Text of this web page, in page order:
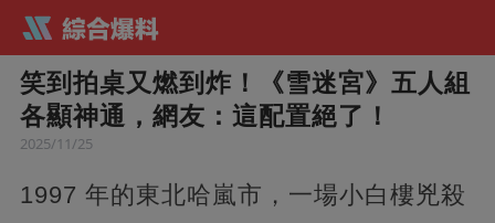
笑到拍桌又燃到炸！《雪迷宮》五人組
各顯神通，網友：這配置絕了！
2025/11/25
1997 年的東北哈嵐市，一場小白樓兇殺